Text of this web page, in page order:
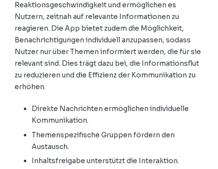
Reaktionsgeschwindigkeit und ermöglichen es
Nutzern, zeitnah auf relevante Informationen zu
reagieren. Die App bietet zudem die Möglichkeit,
Benachrichtigungen individuell anzupassen, sodass
Nutzer nur über Themen informiert werden, die für sie
relevant sind. Dies trägt dazu bei, die Informationsflut
zu reduzieren und die Effizienz der Kommunikation zu
erhöhen.
Direkte Nachrichten ermöglichen individuelle
Kommunikation.
Themenspezifische Gruppen fördern den
Austausch.
Inhaltsfreigabe unterstützt die Interaktion.